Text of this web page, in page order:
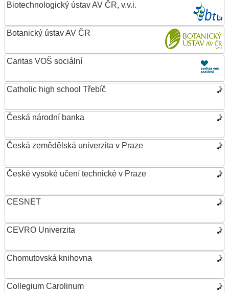
Biotechnologický ústav AV ČR, v.v.i.
Botanický ústav AV ČR
Caritas VOŠ sociální
Catholic high school Třebíč
Česká národní banka
Česká zemědělská univerzita v Praze
České vysoké učení technické v Praze
CESNET
CEVRO Univerzita
Chomutovská knihovna
Collegium Carolinum